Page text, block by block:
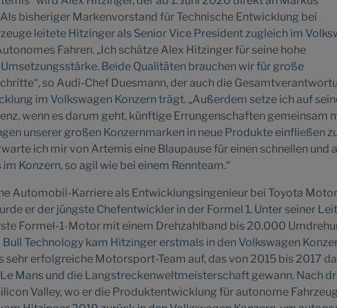
bisheriger Markenvorstand für Technische Entwicklung bei
leitete Hitzinger als Senior Vice President zugleich im
Fahren. „Ich schätze Alex Hitzinger für seine hohe
Beide Qualitäten brauchen wir für große
so Audi-Chef Duesmann, der auch die
im Volkswagen Konzern trägt. „Außerdem setze ich auf
wenn es darum geht, künftige Errungenschaften gemeinsam
unserer großen Konzernmarken in neue Produkte einfließen
ich mir von Artemis eine Blaupause für einen schnellen und
Konzern, so agil wie bei einem Rennteam.“
Automobil-Karriere als Entwicklungsingenieur bei Toyota
er der jüngste Chefentwickler in der Formel 1. Unter seiner
Formel-1-Motor mit einem Drehzahlband bis 20.000
Bull Technology kam Hitzinger erstmals in den Volkswagen
sehr erfolgreiche Motorsport-Team auf, das von 2015 bis 2017
Mans und die Langstreckenweltmeisterschaft gewann. Nach
Valley, wo er die Produktentwicklung für autonome